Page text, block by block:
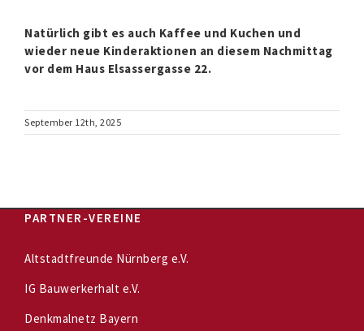
Natürlich gibt es auch Kaffee und Kuchen und
wieder neue Kinderaktionen an diesem Nachmittag
vor dem Haus Elsassergasse 22.
September 12th, 2025
PARTNER-VEREINE
Altstadtfreunde Nürnberg e.V.
IG Bauwerkerhalt e.V.
Denkmalnetz Bayern